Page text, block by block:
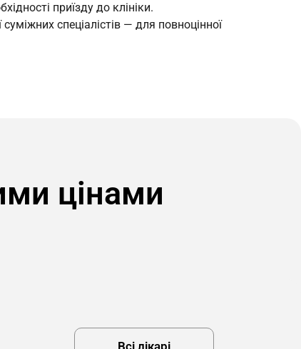
приїзду до клініки.
спеціалістів — для повноцінної
цінами
Всі лікарі